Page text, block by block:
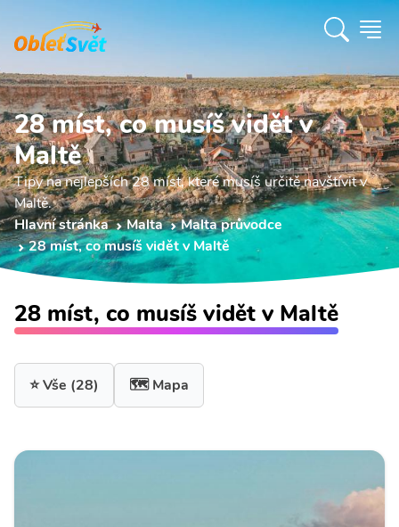
28 míst, co musíš vidět v
Maltě
Tipy na nejlepších 28 míst, které musíš určitě navštívit v
Maltě.
Hlavní stránka
Malta
Malta průvodce
28 míst, co musíš vidět v Maltě
28 míst, co musíš vidět v Maltě
⭐ Vše (28) 🗺️ Mapa